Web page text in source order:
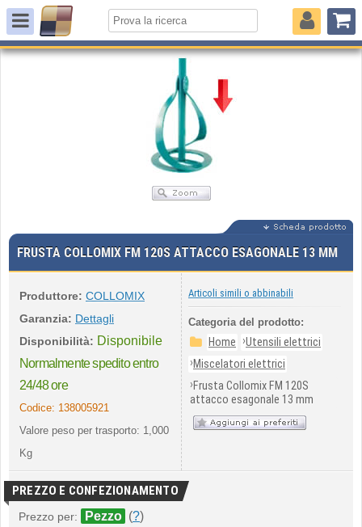
FRUSTA COLLOMIX FM 120S ATTACCO ESAGONALE 13 MM
Produttore: COLLOMIX
Garanzia: Dettagli
Disponibilità: Disponibile
Normalmente spedito entro
24/48 ore
Codice: 138005921
Valore peso per trasporto: 1,000
Kg
Articoli simili o abbinabili
Categoria del prodotto:
Home ›Utensili elettrici
›Miscelatori elettrici
›Frusta Collomix FM 120S
attacco esagonale 13 mm
PREZZO E CONFEZIONAMENTO
Prezzo per: Pezzo (?)